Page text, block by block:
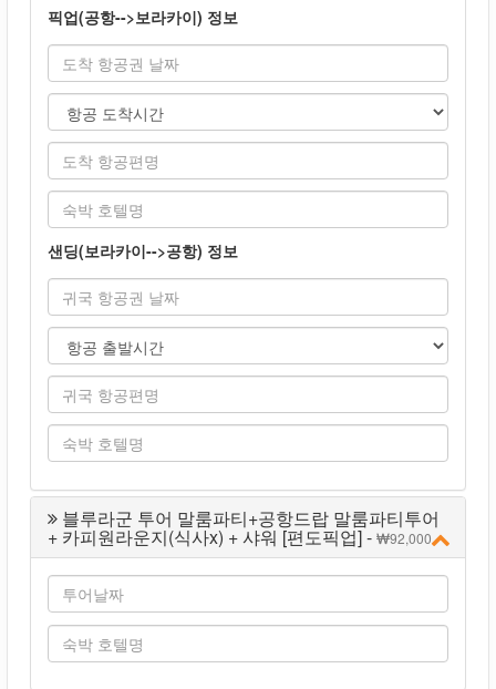
픽업(공항-->보라카이) 정보
샌딩(보라카이-->공항) 정보
블루라군 투어 말룸파티+공항드랍 말룸파티투어
+ 카피원라운지(식사x) + 샤워 [편도픽업] - 92,000